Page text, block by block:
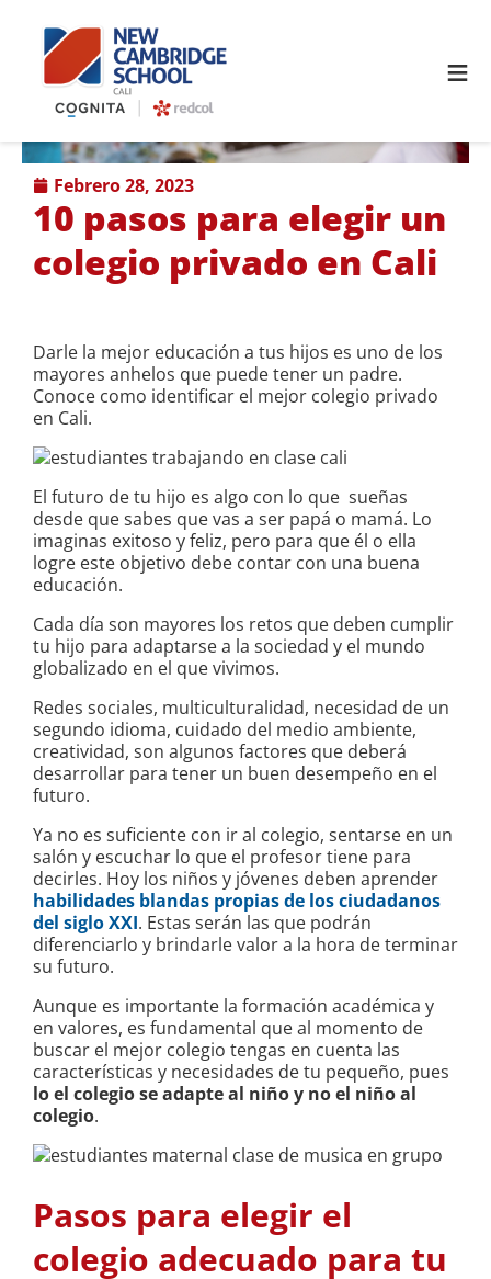
≡
febrero 28, 2023
10 pasos para elegir un
colegio privado en Cali
Darle la mejor educación a tus hijos es uno de los
mayores anhelos que puede tener un padre.
Conoce como identificar el mejor colegio privado
en Cali.
El futuro de tu hijo es algo con lo que sueñas
desde que sabes que vas a ser papá o mamá. Lo
imaginas exitoso y feliz, pero para que él o ella
logre este objetivo debe contar con una buena
educación.
Cada día son mayores los retos que deben cumplir
tu hijo para adaptarse a la sociedad y el mundo
globalizado en el que vivimos.
Redes sociales, multiculturalidad, necesidad de un
segundo idioma, cuidado del medio ambiente,
creatividad, son algunos factores que deberá
desarrollar para tener un buen desempeño en el
futuro.
Ya no es suficiente con ir al colegio, sentarse en un
salón y escuchar lo que el profesor tiene para
decirles. Hoy los niños y jóvenes deben aprender
habilidades blandas propias de los ciudadanos
del siglo XXI. Estas serán las que podrán
diferenciarlo y brindarle valor a la hora de terminar
su futuro.
Aunque es importante la formación académica y
en valores, es fundamental que al momento de
buscar el mejor colegio tengas en cuenta las
características y necesidades de tu pequeño, pues
lo el colegio se adapte al niño y no el niño al
colegio.
Pasos para elegir el
colegio adecuado para tu